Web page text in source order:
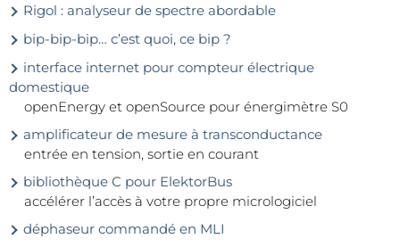
Rigol : analyseur de spectre abordable
bip-bip-bip… c’est quoi, ce bip ?
interface internet pour compteur électrique
domestique
openEnergy et openSource pour énergimètre S0
amplificateur de mesure à transconductance
entrée en tension, sortie en courant
bibliothèque C pour ElektorBus
accélérer l’accès à votre propre micrologiciel
déphaseur commandé en MLI